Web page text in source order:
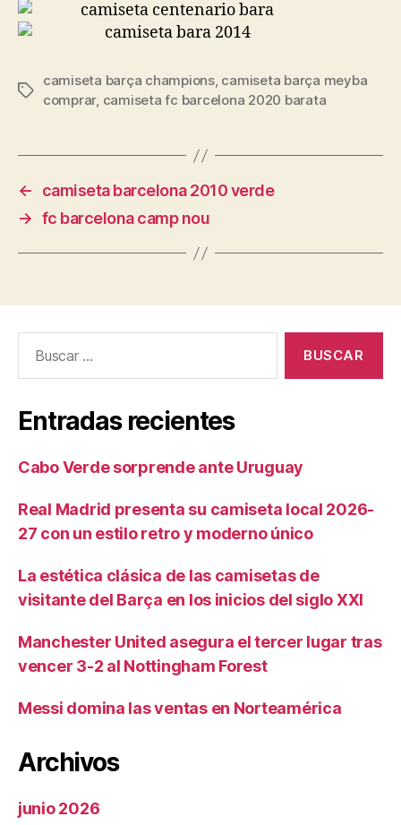
Etiquetas
camiseta barça champions, camiseta barça meyba
comprar, camiseta fc barcelona 2020 barata
←
camiseta barcelona 2010 verde
→ fc barcelona camp nou
Entradas recientes
Cabo Verde sorprende ante Uruguay
Real Madrid presenta su camiseta local 2026-
27 con un estilo retro y moderno único
La estética clásica de las camisetas de
visitante del Barça en los inicios del siglo XXI
Manchester United asegura el tercer lugar tras
vencer 3-2 al Nottingham Forest
Messi domina las ventas en Norteamérica
Archivos
junio 2026